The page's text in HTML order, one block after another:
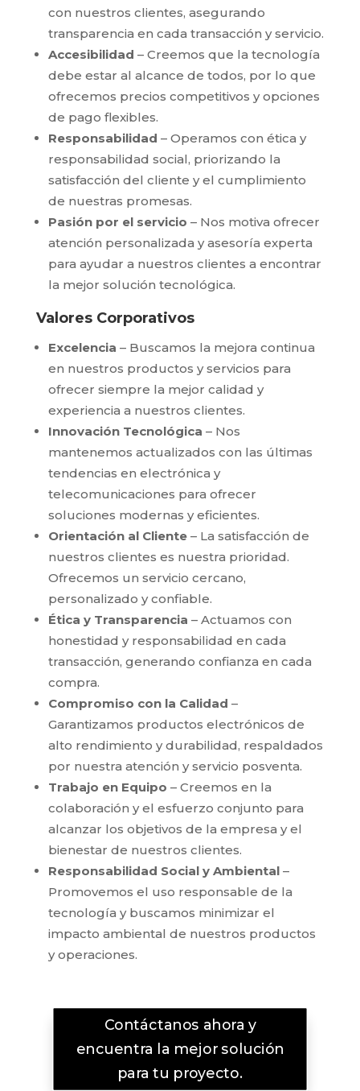
con nuestros clientes, asegurando
transparencia en cada transacción y servicio.
Accesibilidad – Creemos que la tecnología
debe estar al alcance de todos, por lo que
ofrecemos precios competitivos y opciones
de pago flexibles.
Responsabilidad – Operamos con ética y
responsabilidad social, priorizando la
satisfacción del cliente y el cumplimiento
de nuestras promesas.
Pasión por el servicio – Nos motiva ofrecer
atención personalizada y asesoría experta
para ayudar a nuestros clientes a encontrar
la mejor solución tecnológica.
Valores Corporativos
Excelencia – Buscamos la mejora continua
en nuestros productos y servicios para
ofrecer siempre la mejor calidad y
experiencia a nuestros clientes.
Innovación Tecnológica – Nos
mantenemos actualizados con las últimas
tendencias en electrónica y
telecomunicaciones para ofrecer
soluciones modernas y eficientes.
Orientación al Cliente– La satisfacción de
nuestros clientes es nuestra prioridad.
Ofrecemos un servicio cercano,
personalizado y confiable.
Ética y Transparencia – Actuamos con
honestidad y responsabilidad en cada
transacción, generando confianza en cada
compra.
Compromiso con la Calidad –
Garantizamos productos electrónicos de
alto rendimiento y durabilidad, respaldados
por nuestra atención y servicio posventa.
Trabajo en Equipo – Creemos en la
colaboración y el esfuerzo conjunto para
alcanzar los objetivos de la empresa y el
bienestar de nuestros clientes.
Responsabilidad Social y Ambiental–
Promovemos el uso responsable de la
tecnología y buscamos minimizar el
impacto ambiental de nuestros productos
y operaciones.
Contáctanos ahora y
encuentra la mejor solución
para tu proyecto.